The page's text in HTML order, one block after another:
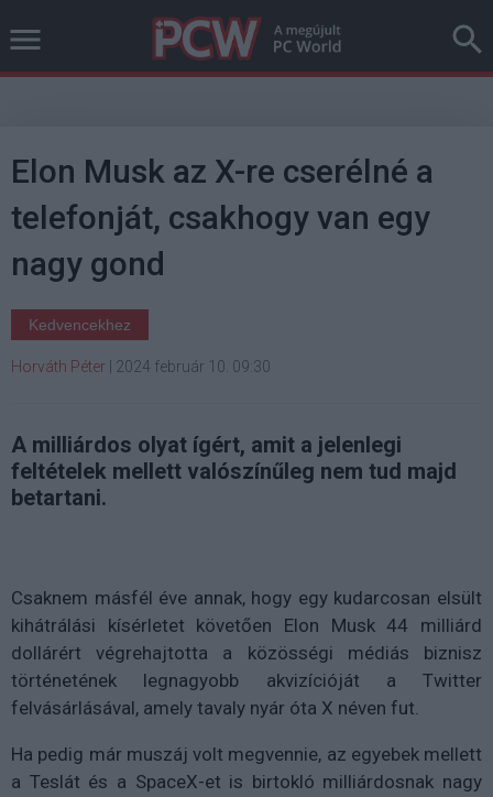
Elon Musk az X-re cserélné a
telefonját, csakhogy van egy
nagy gond
Kedvencekhez
Horváth Péter 2024 február 10. 09:30
A milliárdos olyat ígért, amit a jelenlegi
feltételek mellett valószínűleg nem tud majd
betartani.
Csaknem másfél éve annak, hogy egy kudarcosan elsült
kihátrálási kísérletet követően Elon Musk 44 milliárd
dollárért végrehajtotta a közösségi médiás biznisz
történetének legnagyobb akvizícióját a Twitter
felvásárlásával, amely tavaly nyár óta X néven fut.
Ha pedig már muszáj volt megvennie, az egyebek mellett
a Teslát és a SpaceX-et is birtokló milliárdosnak nagy